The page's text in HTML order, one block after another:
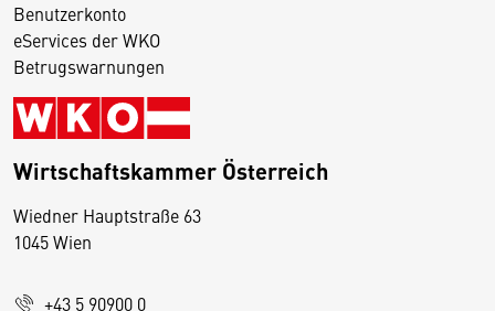
Benutzerkonto
eServices der WKO
Betrugswarnungen
Wirtschaftskammer Österreich
Wiedner Hauptstraße 63
1045 Wien
+43 5 90900 0
D